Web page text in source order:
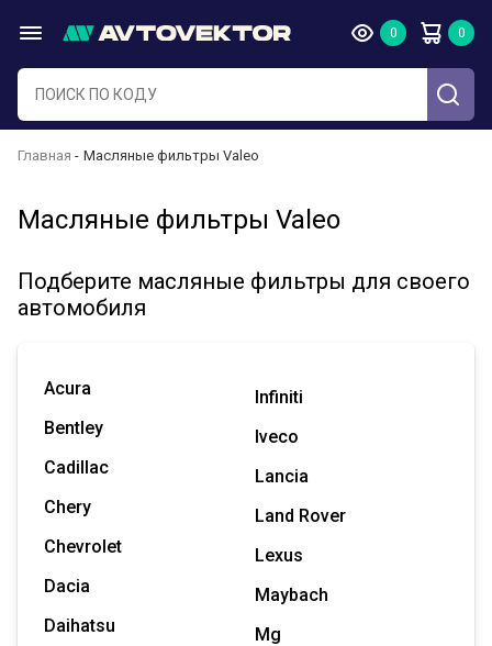
Главная Масляные фильтры Valeo
Масляные фильтры Valeo
Подберите масляные фильтры для своего
автомобиля
Acura
Bentley
Cadillac
Chery
Chevrolet
Dacia
Daihatsu
Infiniti
Iveco
Lancia
Land Rover
Lexus
Maybach
Mg